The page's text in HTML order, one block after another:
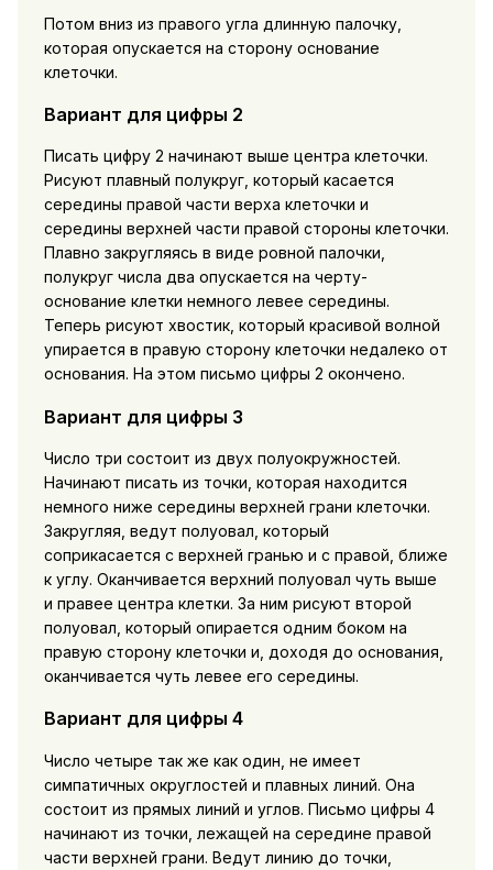
Потом вниз из правого угла длинную палочку,
которая опускается на сторону основание
клеточки.
Вариант для цифры 2
Писать цифру 2 начинают выше центра клеточки.
Рисуют плавный полукруг, который касается
середины правой части верха клеточки и
середины верхней части правой стороны клеточки.
Плавно закругляясь в виде ровной палочки,
полукруг числа два опускается на черту-
основание клетки немного левее середины.
Теперь рисуют хвостик, который красивой волной
упирается в правую сторону клеточки недалеко от
основания. На этом письмо цифры 2 окончено.
Вариант для цифры 3
Число три состоит из двух полуокружностей.
Начинают писать из точки, которая находится
немного ниже середины верхней грани клеточки.
Закругляя, ведут полуовал, который
соприкасается с верхней гранью и с правой, ближе
к углу. Оканчивается верхний полуовал чуть выше
и правее центра клетки. За ним рисуют второй
полуовал, который опирается одним боком на
правую сторону клеточки и, доходя до основания,
оканчивается чуть левее его середины.
Вариант для цифры 4
Число четыре так же как один, не имеет
симпатичных округлостей и плавных линий. Она
состоит из прямых линий и углов. Письмо цифры 4
начинают из точки, лежащей на середине правой
части верхней грани. Ведут линию до точки,